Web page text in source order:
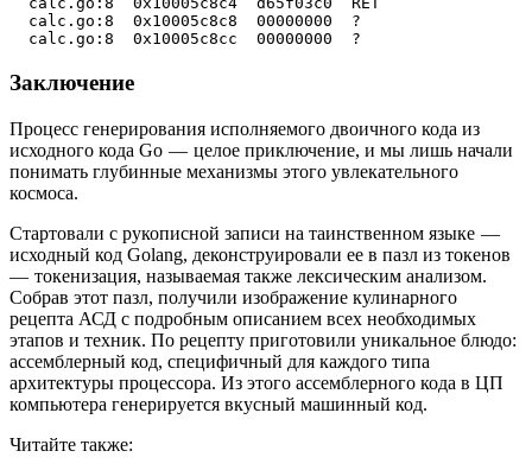
  calc.go:8  0x10005c8c8  00000000  ?
  calc.go:8  0x10005c8cc  00000000  ?
Заключение
Процесс генерирования исполняемого двоичного кода из
исходного кода Go — целое приключение, и мы лишь начали
понимать глубинные механизмы этого увлекательного
космоса.
Стартовали с рукописной записи на таинственном языке —
исходный код Golang, деконструировали ее в пазл из токенов
— токенизация, называемая также лексическим анализом.
Собрав этот пазл, получили изображение кулинарного
рецепта АСД с подробным описанием всех необходимых
этапов и техник. По рецепту приготовили уникальное блюдо:
ассемблерный код, специфичный для каждого типа
архитектуры процессора. Из этого ассемблерного кода в ЦП
компьютера генерируется вкусный машинный код.
Читайте также: